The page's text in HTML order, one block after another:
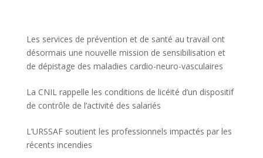
Les services de prévention et de santé au travail ont
désormais une nouvelle mission de sensibilisation et
de dépistage des maladies cardio-neuro-vasculaires
La CNIL rappelle les conditions de licéité d’un dispositif
de contrôle de l’activité des salariés
L’URSSAF soutient les professionnels impactés par les
récents incendies